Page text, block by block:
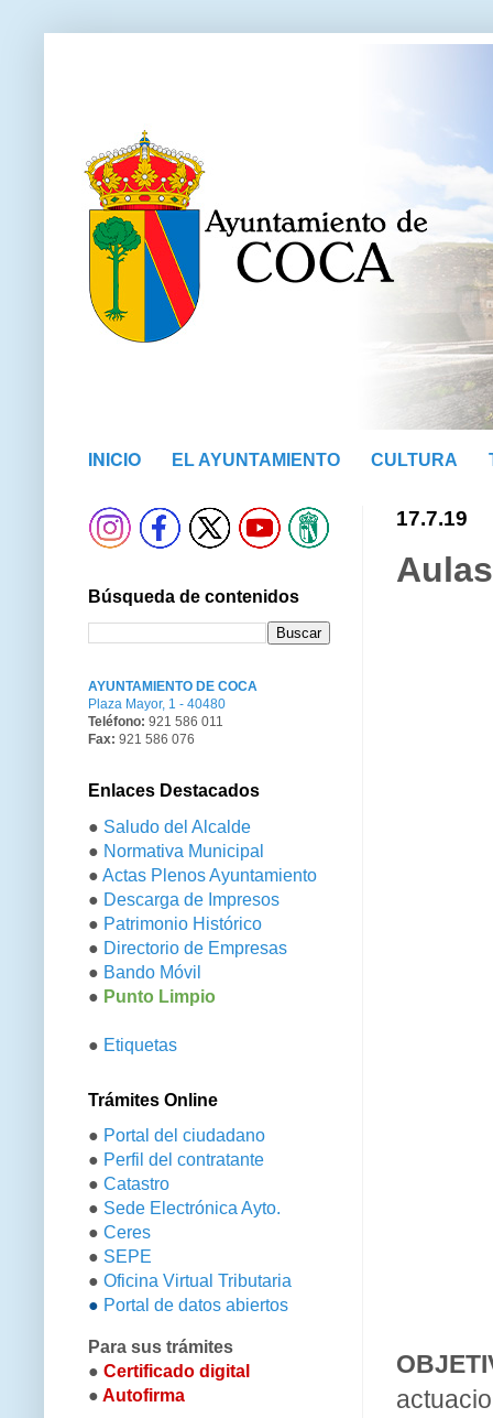
INICIO EL AYUNTAMIENTO CULTURA
17.7.19
Búsqueda de contenidos
AYUNTAMIENTO DE COCA
Plaza Mayor, 1 - 40480
Teléfono: 921 586 011
Fax: 921 586 076
Enlaces Destacados
● Saludo del Alcalde
● Normativa Municipal
● Actas Plenos Ayuntamiento
● Descarga de Impresos
● Patrimonio Histórico
● Directorio de Empresas
● Bando Móvil
● Punto Limpio
● Etiquetas
Trámites Online
● Portal del ciudadano
● Perfil del contratante
● Catastro
● Sede Electrónica Ayto.
● Ceres
● SEPE
● Oficina Virtual Tributaria
● Portal de datos abiertos
Para sus trámites
● Certificado digital
● Autofirma